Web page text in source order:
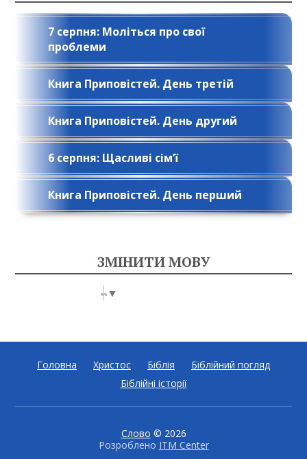
7 серпня: Моліться про свої
проблеми
Книга Приповістей. День третій
Книга Приповістей. День другий
6 серпня: Щасливі сім’ї
Книга Приповістей. День перший
ЗМІНИТИ МОВУ
Select Language ▼
Головна Христос Біблія
Біблійний погляд
Біблійні історії
Слово © 2026
Розроблено ITM Center